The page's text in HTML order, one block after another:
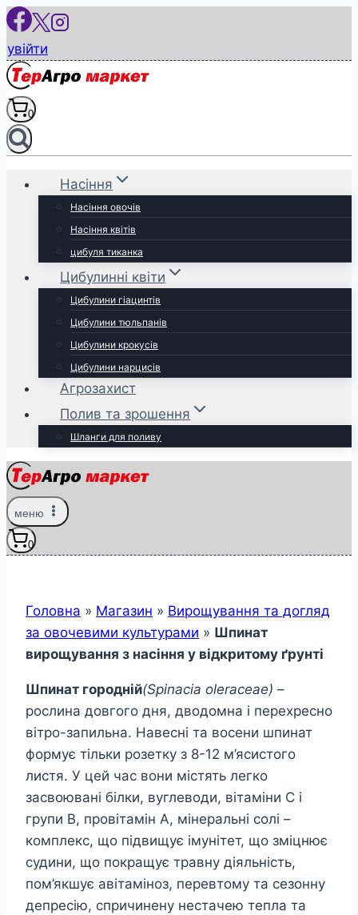
Перейти
вмісту
увійти
0
Насіння
Насіння овочів
Насіння квітів
цибуля тиканка
Цибулинні квіти
Цибулини гіацинтів
Цибулини тюльпанів
Цибулини крокусів
Цибулини нарцисів
Агрозахист
Полив та зрошення
Шланги для поливу
меню
0
Головна » Магазин » Вирощування та догляд
за овочевими культурами » Шпинат
вирощування з насіння у відкритому ґрунті
Шпинат городній(Spinacia oleraceae) –
рослина довгого дня, дводомна і перехресно
вітро-запильна. Навесні та восени шпинат
формує тільки розетку з 8-12 м’ясистого
листя. У цей час вони містять легко
засвоювані білки, вуглеводи, вітаміни С і
групи В, провітамін А, мінеральні солі –
комплекс, що підвищує імунітет, що зміцнює
судини, що покращує травну діяльність,
пом’якшує авітаміноз, перевтому та сезонну
депресію, спричинену нестачею тепла та